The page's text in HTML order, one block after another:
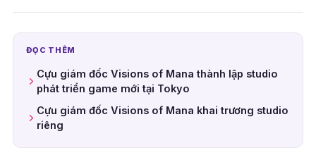
ĐỌC THÊM
Cựu giám đốc Visions of Mana thành lập studio
phát triển game mới tại Tokyo
Cựu giám đốc Visions of Mana khai trương studio
riêng